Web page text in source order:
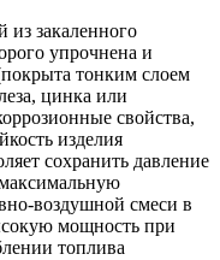
из закаленного
упрочнена и
тонким слоем
цинка или
свойства,
изделия
сохранить давление
воздушной смеси в
мощность при
топлива